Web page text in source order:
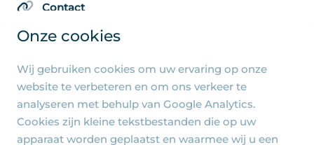
Onze cookies
Wij gebruiken cookies om uw ervaring op onze
website te verbeteren en om ons verkeer te
analyseren met behulp van Google Analytics.
Cookies zijn kleine tekstbestanden die op uw
apparaat worden geplaatst en waarmee wij u een
Contact
Algemene pagina's
Privacy beleid
Cookie-instellingen